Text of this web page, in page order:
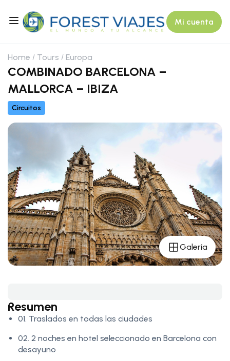
Mi cuenta
Home Tours Europa
COMBINADO BARCELONA –
MALLORCA – IBIZA
Circuitos
Galería
Resumen
01. Traslados en todas las ciudades
02. 2 noches en hotel seleccionado en Barcelona con
desayuno